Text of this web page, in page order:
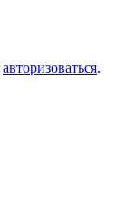
авторизоваться.